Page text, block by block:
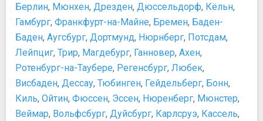
Прочее
Башня Бисмарка
Государственная галерея
Планетарий Карла Цейса
Ратуша
Уфф-Кирххоф
Хоэнхаймский университет
Штутгартская телебашня
Иоганн Кристоф Фридрих фон Шиллер
Иоганн Себастьян Бах
Отто фон Бисмарк — первый канцлер Германской
империи
Рихард Вагнер — крупнейший немецкий композитор XIX
столетия
Томас Манн
Фридрих Вильгельм Ницше
Берлин, Мюнхен, Дрезден, Дюссельдорф, Кёльн,
Гамбург, Франкфурт-на-Майне, Бремен, Баден-
Баден, Аугсбург, Дортмунд, Нюрнберг, Потсдам,
Лейпциг, Трир, Магдебург, Ганновер, Ахен,
Ротенбург-на-Таубере, Регенсбург, Любек,
Висбаден, Дессау, Тюбинген, Гейдельберг, Бонн,
Киль, Ойтин, Фюссен, Эссен, Нюренберг, Мюнстер,
Веймар, Вольфсбург, Дуйсбург, Карлсруэ, Кассель,